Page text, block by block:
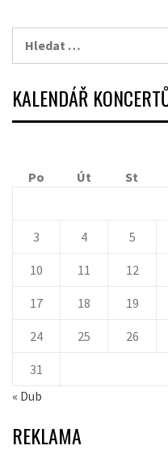
KALENDÁŘ
Po
Út St
3 4 5
10 11 12
17 18 19
24 25 26
31
« Dub
REKLAMA